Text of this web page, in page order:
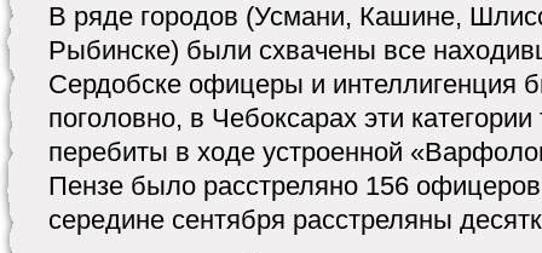
В ряде городов (Усмани, Кашине,
Рыбинске) были схвачены все
Сердобске офицеры и интеллигенция
поголовно, в Чебоксарах эти
перебиты в ходе устроенной
Пензе было расстреляно 156
середине сентября расстреляны